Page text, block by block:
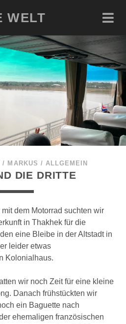
WELT
/ MARKUS / ALLGEMEIN
DIE DRITTE
dem Motorrad suchten wir
in Thakhek für die
eine Bleibe in der Altstadt in
leider etwas
Kolonialhaus.
wir noch Zeit für eine kleine
Danach frühstückten wir
ein Baguette nach
ehemaligen französischen